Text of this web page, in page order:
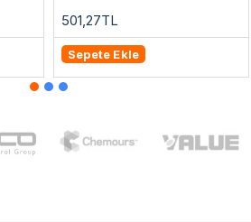
501,27TL
Sepete Ekle